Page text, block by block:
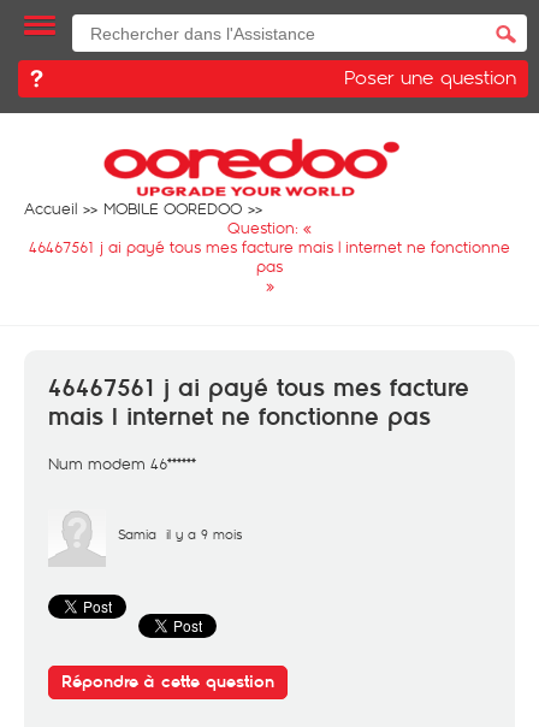
Poser une question
Accueil
MOBILE OOREDOO
Question: «
46467561 j ai payé tous mes facture mais l internet ne fonctionne
pas
»
46467561 j ai payé tous mes facture
mais l internet ne fonctionne pas
Num modem 46******
Samia il y a 9 mois
Répondre à cette question